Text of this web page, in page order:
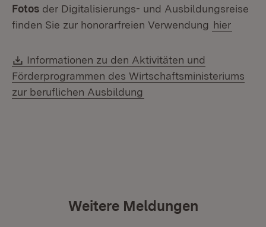
Fotos der Digitalisierungs- und Ausbildungsreise
finden Sie zur honorarfreien Verwendung hier
Download:
Informationen zu den Aktivitäten und
Förderprogrammen des Wirtschaftsministeriums
zur beruflichen Ausbildung
Weitere Meldungen